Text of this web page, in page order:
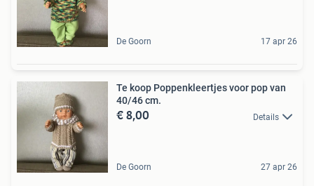
De Goorn 17 apr 26
Te koop Poppenkleertjes voor pop van
40/46 cm.
€ 8,00 Details
De Goorn 27 apr 26